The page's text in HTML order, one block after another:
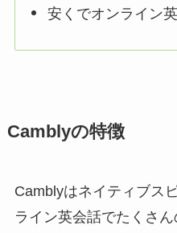
安くでオンライン
Camblyの特徴
Camblyはネイティブス
ライン英会話でたくさ